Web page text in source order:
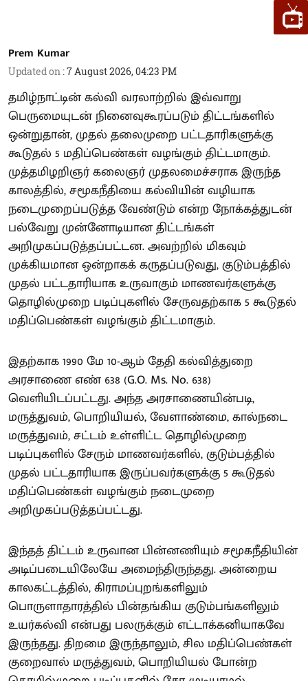
Prem Kumar
Updated on :7 August 2026, 04:23 PM
தமிழ்நாட்டின் கல்வி வரலாற்றில் இவ்வாறு
பெருமையுடன் நினைவுகூரப்படும் திட்டங்களில்
ஒன்றுதான், முதல் தலைமுறை பட்டதாரிகளுக்கு
கூடுதல் 5 மதிப்பெண்கள் வழங்கும் திட்டமாகும்.
முத்தமிழறிஞர் கலைஞர் முதலமைச்சராக இருந்த
காலத்தில், சமூகநீதியை கல்வியின் வழியாக
நடைமுறைப்படுத்த வேண்டும் என்ற நோக்கத்துடன்
பல்வேறு முன்னோடியான திட்டங்கள்
அறிமுகப்படுத்தப்பட்டன. அவற்றில் மிகவும்
முக்கியமான ஒன்றாகக் கருதப்படுவது, குடும்பத்தில்
முதல் பட்டதாரியாக உருவாகும் மாணவர்களுக்கு
தொழில்முறை படிப்புகளில் சேருவதற்காக 5 கூடுதல்
மதிப்பெண்கள் வழங்கும் திட்டமாகும்.
இதற்காக 1990 மே 10-ஆம் தேதி கல்வித்துறை
அரசாணை எண் 638 (G.O. Ms. No. 638)
வெளியிடப்பட்டது. அந்த அரசாணையின்படி,
மருத்துவம், பொறியியல், வேளாண்மை, கால்நடை
மருத்துவம், சட்டம் உள்ளிட்ட தொழில்முறை
படிப்புகளில் சேரும் மாணவர்களில், குடும்பத்தில்
முதல் பட்டதாரியாக இருப்பவர்களுக்கு 5 கூடுதல்
மதிப்பெண்கள் வழங்கும் நடைமுறை
அறிமுகப்படுத்தப்பட்டது.
இந்தத் திட்டம் உருவான பின்னணியும் சமூகநீதியின்
அடிப்படையிலேயே அமைந்திருந்தது. அன்றைய
காலகட்டத்தில், கிராமப்புறங்களிலும்
பொருளாதாரத்தில் பின்தங்கிய குடும்பங்களிலும்
உயர்கல்வி என்பது பலருக்கும் எட்டாக்கனியாகவே
இருந்தது. திறமை இருந்தாலும், சில மதிப்பெண்கள்
குறைவால் மருத்துவம், பொறியியல் போன்ற